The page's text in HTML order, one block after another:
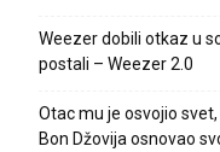
Weezer dobili otkaz u
postali – Weezer 2.0
Otac mu je osvojio
Bon Džovija osnovao